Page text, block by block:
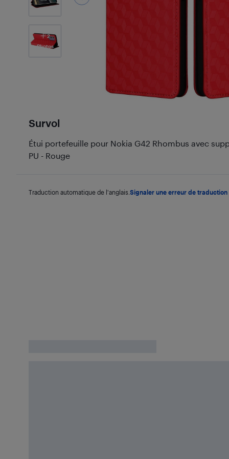
2
Photos
Survol
Étui portefeuille pour Nokia G42 Rhombus avec
PU - Rouge
Traduction automatique de l'anglais. Signaler une erreur de traduction